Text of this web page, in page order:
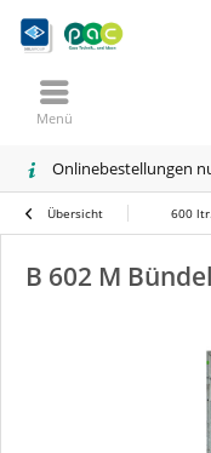
Onlinebestellungen
Menü
Übersicht 600
B 602 M